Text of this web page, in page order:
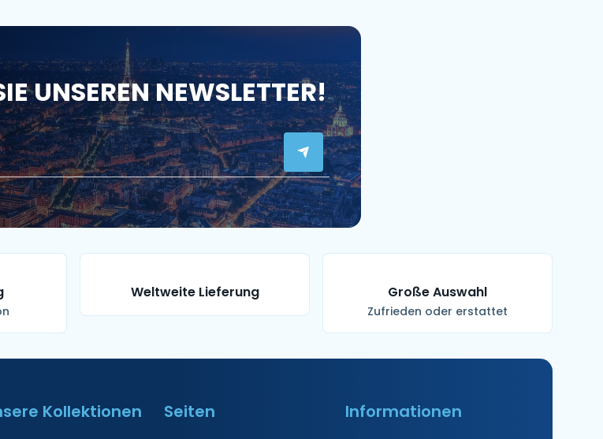
UNSEREN NEWSLETTER!
Weltweite Lieferung Große Auswahl
Zufrieden oder erstattet
Kollektionen Seiten Informationen